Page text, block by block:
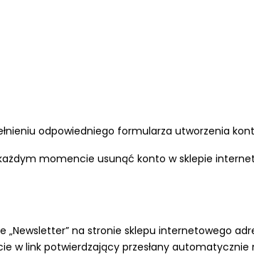
odpowiedniego formularza utworzenia
momencie usunąć konto w sklepie
„Newsletter” na stronie sklepu internetowego
w link potwierdzający przesłany